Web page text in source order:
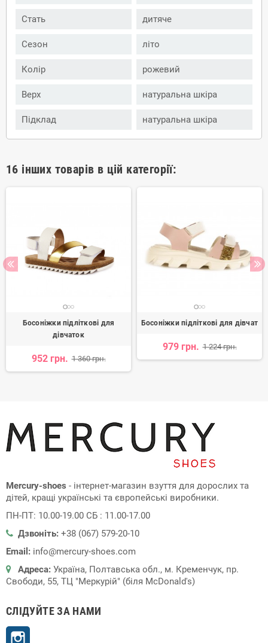
Стать дитяче
Сезон літо
Колір рожевий
Верх натуральна шкіра
Підклад натуральна шкіра
16 інших товарів в цій категорії:
Босоніжки підліткові для
дівчаток
952 грн. 1 360 грн.
Босоніжки підліткові для дівчат
979 грн. 1 224 грн.
Mercury-shoes - інтернет-магазин взуття для дорослих та
дітей, кращі українські та європейські виробники.
ПН-ПТ: 10.00-19.00 СБ : 11.00-17.00
Дзвоніть: +38 (067) 579-20-10
Email: info@mercury-shoes.com
Адреса: Україна, Полтавська обл., м. Кременчук, пр.
Свободи, 55, ТЦ "Меркурій" (біля McDonald's)
СЛІДУЙТЕ ЗА НАМИ